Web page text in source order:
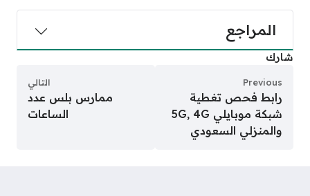
المراجع
شارك
Previous
رابط فحص تغطية
شبكة موبايلي 5G, 4G
والمنزلي السعودي
التالي
ممارس بلس عدد
الساعات